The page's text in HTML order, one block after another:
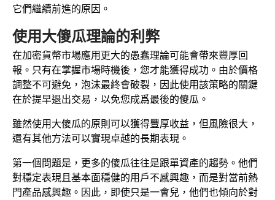
它們繼續前進的原因。
使用大傻瓜理論的利弊
在加密貨幣市場應用更大的愚蠢理論可能會帶來豐厚回
報。只有在掌握市場時機後，您才能獲得成功。由於價格
調整不可避免，泡沫最終會破裂，因此使用該策略的關鍵
在於提早退出交易，以免您成爲最後的傻瓜。
雖然使用大傻瓜的原則可以獲得豐厚收益，但風險很大，
還有其他方法可以實現卓越的長期表現。
第一個問題是，更多的傻瓜往往是跟單資產的趨勢。他們
對穩定表現且基本面穩健的用戶不感興趣，而是對當前熱
門產品感興趣。因此，即使只是一會兒，他們也傾向於對